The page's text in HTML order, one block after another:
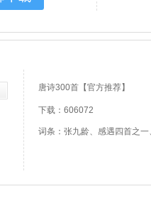
唐诗300首【官方推荐】
下载：606072
词条：张九龄、感遇四首之